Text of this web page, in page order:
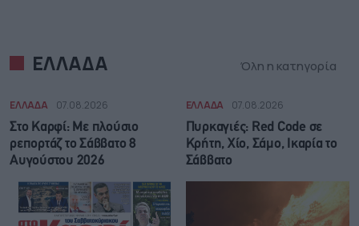
ΕΛΛΑΔΑ Όλη η κατηγορία
ΕΛΛΑΔΑ 07.08.2026
Στο Καρφί: Με πλούσιο
ρεπορτάζ το Σάββατο 8
Αυγούστου 2026
ΕΛΛΑΔΑ 07.08.2026
Πυρκαγιές: Red Code σε
Κρήτη, Χίο, Σάμο, Ικαρία το
Σάββατο